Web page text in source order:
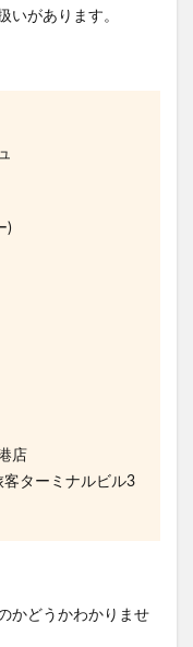
いがあります。
)
店
ターミナルビル3
かどうかわかりませ